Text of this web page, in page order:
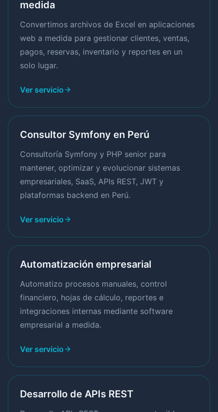
medida
Convertimos archivos de Excel en aplicaciones
web a medida para gestionar clientes, ventas,
pagos, reservas, inventario y reportes en un
solo lugar.
Ver servicio
Consultor Symfony en Perú
Consultoría Symfony y PHP senior para
mantener, optimizar y evolucionar sistemas
empresariales, SaaS, APIs REST, JWT y
plataformas backend en Perú.
Ver servicio
Automatización empresarial
Automatizo procesos manuales, control
financiero, hojas de cálculo, reportes e
integraciones internas mediante software
empresarial a medida.
Ver servicio
Desarrollo de APIs REST